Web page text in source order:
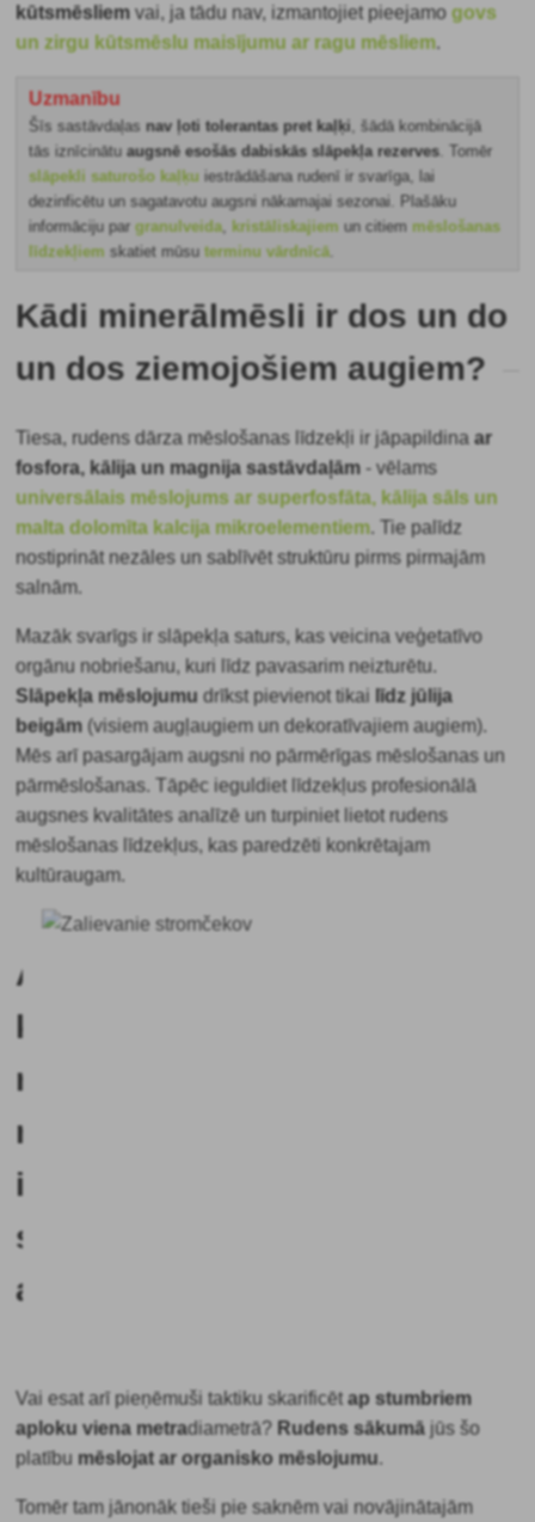
kūtsmēsliem vai, ja tādu nav, izmantojiet pieejamogovs
un zirgu kūtsmēslu maisījumu ar ragu mēsliem.
Uzmanību
Šīs sastāvdaļasnav ļoti tolerantas pret kaļķi , šādā kombinācijā
tās iznīcinātuaugsnē esošās dabiskās slāpekļa rezerves. Tomēr
slāpekli saturošo kaļķu iestrādāšana rudenī ir svarīga, lai
dezinficētu un sagatavotu augsni nākamajai sezonai. Plašāku
informāciju pargranulveida, kristāliskajiem un citiemmēslošanas
līdzekļiem skatiet mūsuterminu vārdnīcā.
Kādi minerālmēsli ir dos un do
un dos ziemojošiem augiem?
Tiesa, rudens dārza mēslošanas līdzekļi ir jāpapildinaar
fosfora, kālija un magnija sastāvdaļām - vēlams
universālais mēslojums ar superfosfāta, kālija sāls un
malta dolomīta kalcija mikroelementiem. Tie palīdz
nostiprināt nezāles un sablīvēt struktūru pirms pirmajām
salnām.
Mazāk svarīgs ir slāpekļa saturs, kas veicina veģetatīvo
orgānu nobriešanu, kuri līdz pavasarim neizturētu.
Slāpekļa mēslojumu drīkst pievienot tikai līdz jūlija
beigām (visiem augļaugiem un dekoratīvajiem augiem).
Mēs arī pasargājam augsni no pārmērīgas mēslošanas un
pārmēslošanas. Tāpēc ieguldiet līdzekļus profesionālā
augsnes kvalitātes analīzē un turpiniet lietot rudens
mēslošanas līdzekļus, kas paredzēti konkrētajam
kultūraugam.
Ar
ko
rudens
mēslošana
ir
specifiska
augļaugiem?
Vai esat arī pieņēmuši taktiku skarificēt ap stumbriem
aploku viena metradiametrā? Rudens sākumā jūs šo
platībumēslojat ar organisko mēslojumu.
Tomēr tam jānonāk tieši pie saknēm vai novājinātajām